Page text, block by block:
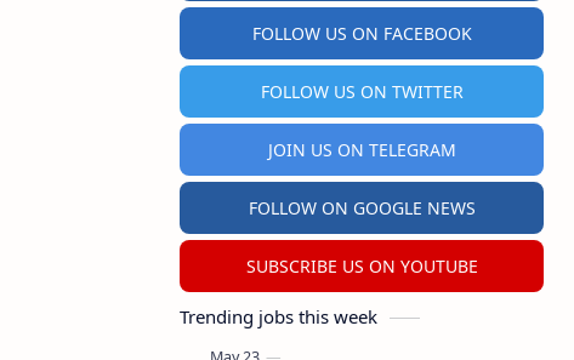
FOLLOW US ON FACEBOOK
FOLLOW US ON TWITTER
JOIN US ON TELEGRAM
FOLLOW ON GOOGLE NEWS
SUBSCRIBE US ON YOUTUBE
Trending jobs this week